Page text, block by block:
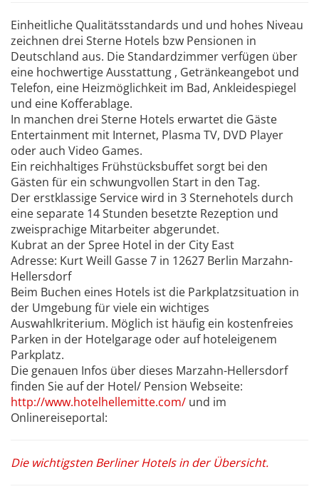
Einheitliche Qualitätsstandards und und hohes Niveau
zeichnen drei Sterne Hotels bzw Pensionen in
Deutschland aus. Die Standardzimmer verfügen über
eine hochwertige Ausstattung , Getränkeangebot und
Telefon, eine Heizmöglichkeit im Bad, Ankleidespiegel
und eine Kofferablage.
In manchen drei Sterne Hotels erwartet die Gäste
Entertainment mit Internet, Plasma TV, DVD Player
oder auch Video Games.
Ein reichhaltiges Frühstücksbuffet sorgt bei den
Gästen für ein schwungvollen Start in den Tag.
Der erstklassige Service wird in 3 Sternehotels durch
eine separate 14 Stunden besetzte Rezeption und
zweisprachige Mitarbeiter abgerundet.
Kubrat an der Spree Hotel in der City East
Adresse: Kurt Weill Gasse 7 in 12627 Berlin Marzahn-
Hellersdorf
Beim Buchen eines Hotels ist die Parkplatzsituation in
der Umgebung für viele ein wichtiges
Auswahlkriterium. Möglich ist häufig ein kostenfreies
Parken in der Hotelgarage oder auf hoteleigenem
Parkplatz.
Die genauen Infos über dieses Marzahn-Hellersdorf
finden Sie auf der Hotel/ Pension Webseite:
http://www.hotelhellemitte.com/ und im
Onlinereiseportal:
Die wichtigsten Berliner Hotels in der Übersicht.